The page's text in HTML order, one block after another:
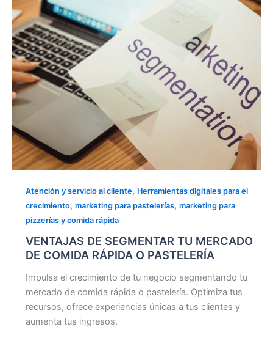
Atención y servicio al cliente, Herramientas digitales para el
crecimiento, marketing para pastelerías, marketing para
pizzerías y comida rápida
VENTAJAS DE SEGMENTAR TU MERCADO
DE COMIDA RÁPIDA O PASTELERÍA
Impulsa el crecimiento de tu negocio segmentando tu
mercado de comida rápida o pastelería. Optimiza tus
recursos, ofrece experiencias únicas a tus clientes y
aumenta tus ingresos.
COMIDA
RÁPIDA
O
PASTELERÍA